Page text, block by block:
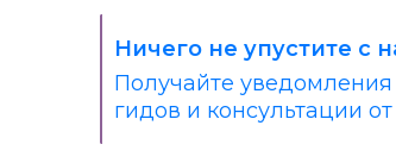
Ничего не упустите с
Получайте
гидов и консультации